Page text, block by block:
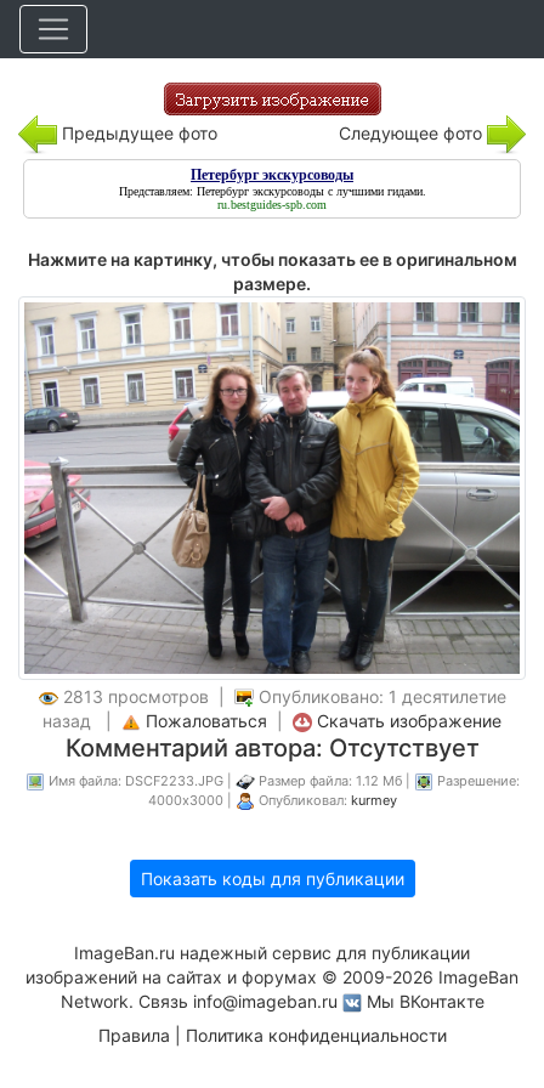
Предыдущее фото Следующее фото
Петербург экскурсоводы
Представляем: Петербург экскурсоводыс лучшими гидами.
ru.bestguides-spb.com
Нажмите на картинку, чтобы показать ее в оригинальном
размере.
2813 просмотров |
Опубликовано: 1 десятилетие
назад |
Пожаловаться Скачать изображение
Комментарий автора: Отсутствует
Имя файла: DSCF2233.JPG | Размер файла: 1.12 Мб |
Разрешение:
4000x3000 |
Опубликовал: kurmey
Показать коды для публикации
ImageBan.ru надежный сервис для публикации
изображений на сайтах и форумах © 2009-2026 ImageBan
Network. Связь info@imageban.ru
Мы ВКонтакте
Правила
Политика конфиденциальности